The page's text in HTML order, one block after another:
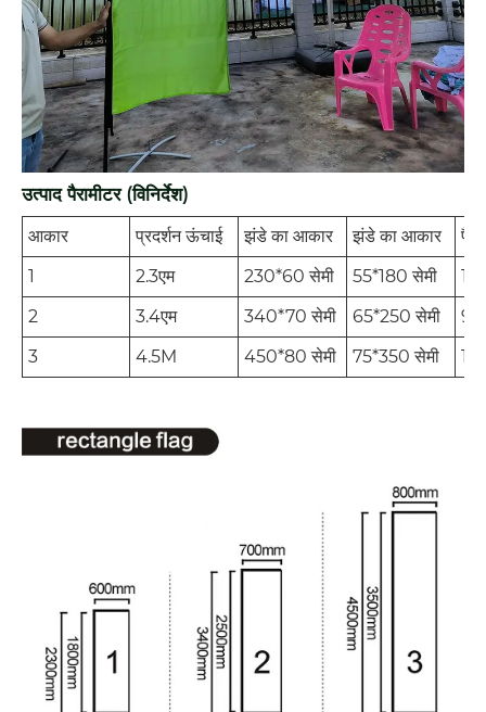
उत्पाद पैरामीटर (विनिर्देश)
आकार प्रदर्शन ऊंचाई झंडे का आकार झंडे का आकार
1
2.3एम 230*60 सेमी 55*180 सेमी
2
3.4एम 340*70 सेमी 65*250 सेमी
90
3
4.5M 450*80 सेमी 75*350 सेमी